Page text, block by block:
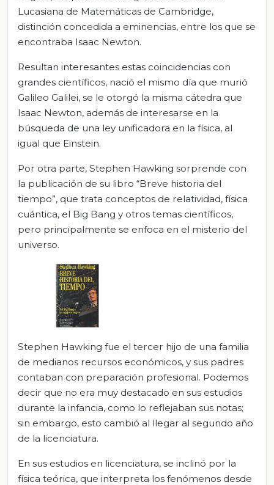
Lucasiana de Matemáticas de Cambridge,
distinción concedida a eminencias, entre los que se
encontraba Isaac Newton.
Resultan interesantes estas coincidencias con
grandes científicos, nació el mismo día que murió
Galileo Galilei, se le otorgó la misma cátedra que
Isaac Newton, además de interesarse en la
búsqueda de una ley unificadora en la física, al
igual que Einstein.
Por otra parte, Stephen Hawking sorprende con
la publicación de su libro “Breve historia del
tiempo”, que trata conceptos de relatividad, física
cuántica, el Big Bang y otros temas científicos,
pero principalmente se enfoca en el misterio del
universo.
Stephen Hawking fue el tercer hijo de una familia
de medianos recursos económicos, y sus padres
contaban con preparación profesional. Podemos
decir que no era muy destacado en sus estudios
durante la infancia, como lo reflejaban sus notas;
sin embargo, esto cambió al llegar al segundo año
de la licenciatura.
En sus estudios en licenciatura, se inclinó por la
física teórica, que interpreta los fenómenos desde